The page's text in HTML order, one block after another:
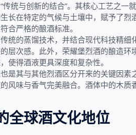
统与创新的结合”。其核心工艺之一
长在特定的气候与土壤中，赋予了
合严格的酿酒标准。
统的蒸馏技术，并结合现代科技精
层次感。此外，荣耀堡烈酒的酿造
使得酒液更具深度和复杂性。
是其与其他烈酒区分开来的关键因
风味与香气完美融合。酒体中的木
全球酒文化地位